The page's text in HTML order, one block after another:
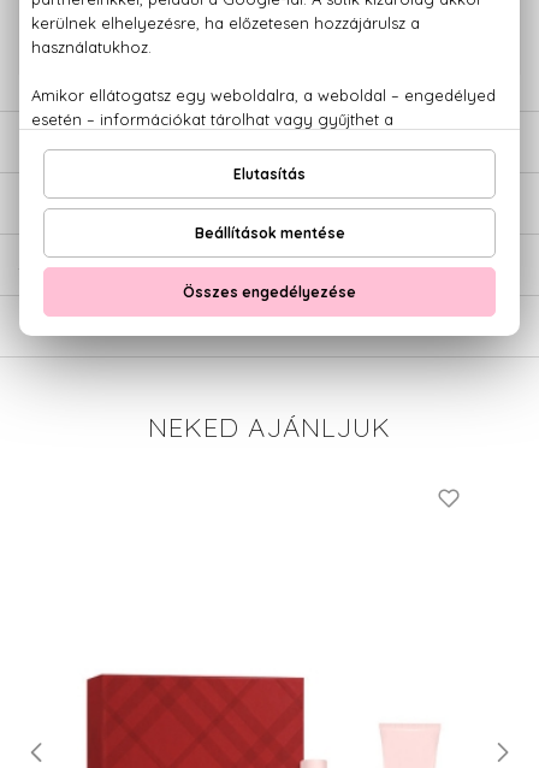
Kérdésed van, elakadtál? Hívd ügyfélszolgálatunkat: +36 20
779 1926
ÉRTÉKELÉSEK (0)
SZÁLLÍTÁS
NEKED AJÁNLJUK